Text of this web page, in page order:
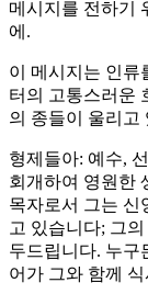
메시지를 전하기
에.
이 메시지는 인류
터의 고통스러운
의 종들이 울리고
형제들아: 예수,
회개하여 영원한
목자로서 그는 신
고 있습니다; 그
두드립니다. 누구
어가 그와 함께